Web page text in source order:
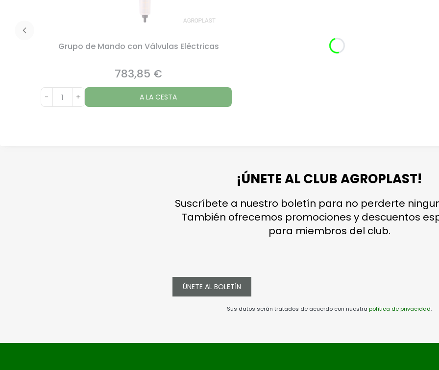
Grupo de Mando con Válvulas Eléctricas
Precio
783,85 €
- + A LA CESTA
¡ÚNETE AL CLUB AGROPLAST!
Suscríbete a nuestro boletín para no perderte
También ofrecemos promociones y descuentos
para miembros del club.
ÚNETE AL BOLETÍN
Sus datos serán tratados de acuerdo con nuestra política de privacidad.